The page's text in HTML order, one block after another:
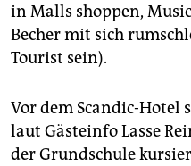
in Malls shoppen,
Becher mit sich
Tourist sein).
Vor dem Scandic-Hotel
laut Gästeinfo Lasse
der Grundschule